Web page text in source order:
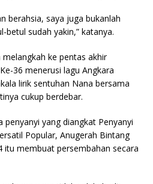
berahsia, saya juga bukanlah
sudah yakin,” katanya.
ke pentas akhir
36 menerusi lagu Angkara
lirik sentuhan Nana bersama
cukup berdebar.
yang diangkat Penyanyi
Popular, Anugerah Bintang
itu membuat persembahan secara